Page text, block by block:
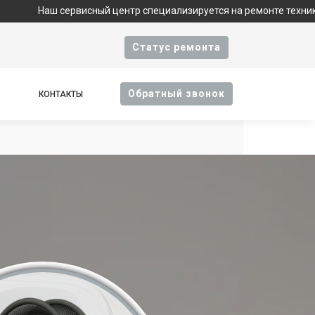
сервисный центр специализируется на ремонте техники Apple
Cтатус ремонта
КОНТАКТЫ Oбратный звонок